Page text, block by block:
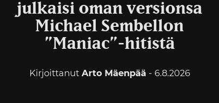
julkaisi oman versionsa
Michael Sembellon
”Maniac”-hitistä
Kirjoittanut Arto Mäenpää - 6.8.2026